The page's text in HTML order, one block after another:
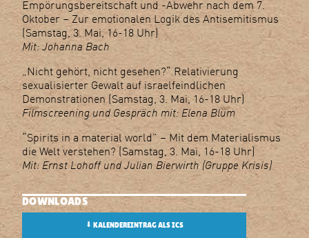
Empörungsbereitschaft und -Abwehr nach dem 7.
Oktober – Zur emotionalen Logik des Antisemitismus
(Samstag, 3. Mai, 16-18 Uhr)
Mit: Johanna Bach
„Nicht gehört, nicht gesehen?“ Relativierung
sexualisierter Gewalt auf israelfeindlichen
Demonstrationen (Samstag, 3. Mai, 16-18 Uhr)
Filmscreening und Gespräch mit: Elena Blüm
“Spirits in a material world” – Mit dem Materialismus
die Welt verstehen? (Samstag, 3. Mai, 16-18 Uhr)
Mit: Ernst Lohoff und Julian Bierwirth (Gruppe Krisis)
DOWNLOADS
⬇ KALENDEREINTRAG ALS ICS